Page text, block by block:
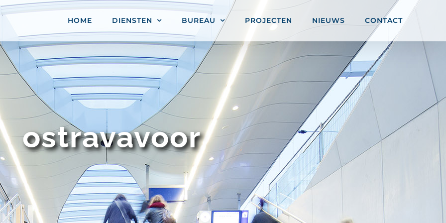
HOME DIENSTEN BUREAU PROJECTEN NIEUWS CONTACT
ostravavoor